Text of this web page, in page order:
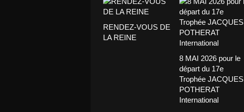
RENDEZ-VOUS DE
LA REINE
8 MAI 2026 pour le
départ du 17e
Trophée JACQUES
POTHERAT
International